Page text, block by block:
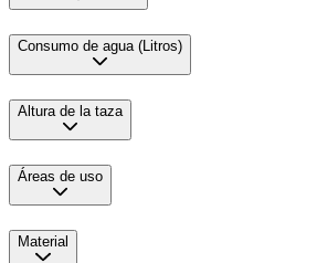
Consumo de agua (Litros)
Altura de la taza
Áreas de uso
Material